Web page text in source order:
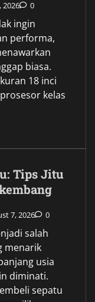
2026 0
ingin
performa,
biasa.
18 inci
kelas
Tips Jitu
7, 2026 0
salah
menarik
usia
diminati.
sepatu